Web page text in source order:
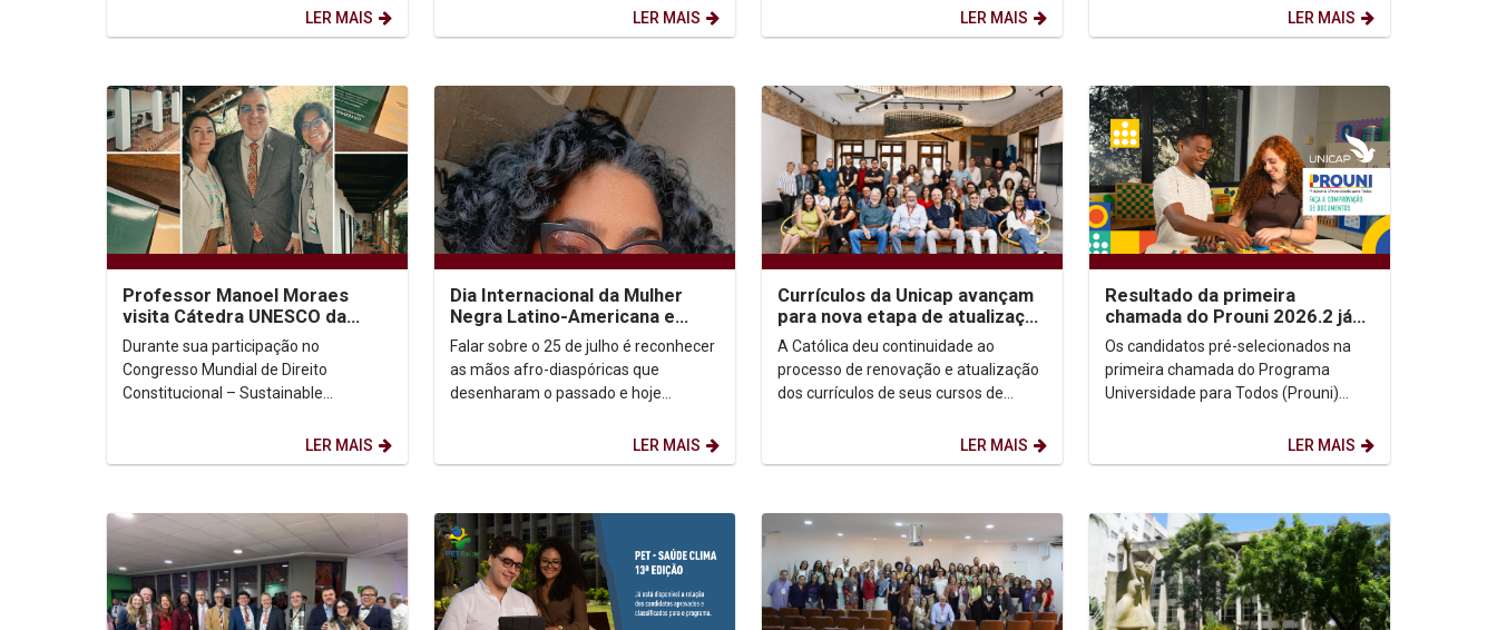
LER MAIS LER MAIS LER MAIS
destaque em dois importantes...
LER MAIS
Professor Manoel Moraes
visita Cátedra UNESCO da
Universidad Externado de
Colombia
Durante sua participação no
Congresso Mundial de Direito
Constitucional – Sustainable
Changing World, realizado em
Bogotá,...
LER MAIS
Dia Internacional da Mulher
Negra Latino-Americana e
Caribenha
Falar sobre o 25 de julho é reconhecer
as mãos afro-diaspóricas que
desenharam o passado e hoje
LER MAIS
Currículos da Unicap avançam
para nova etapa de atualização
com foco em competências e
habilidades
A Católica deu continuidade ao
processo de renovação e atualização
dos currículos de seus cursos de
segunda etapa da formação...LER MAIS
Resultado da primeira
chamada do Prouni 2026.2 já
está disponível; candidatos
devem enviar...
Os candidatos pré-selecionados na
primeira chamada do Programa
Universidade para Todos (Prouni)
LER MAIS